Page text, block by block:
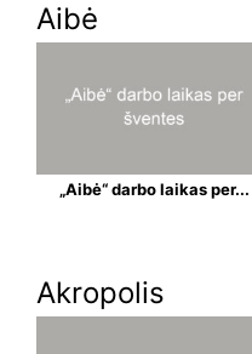
Aibė
„Aibė“ darbo laikas per...
Akropolis